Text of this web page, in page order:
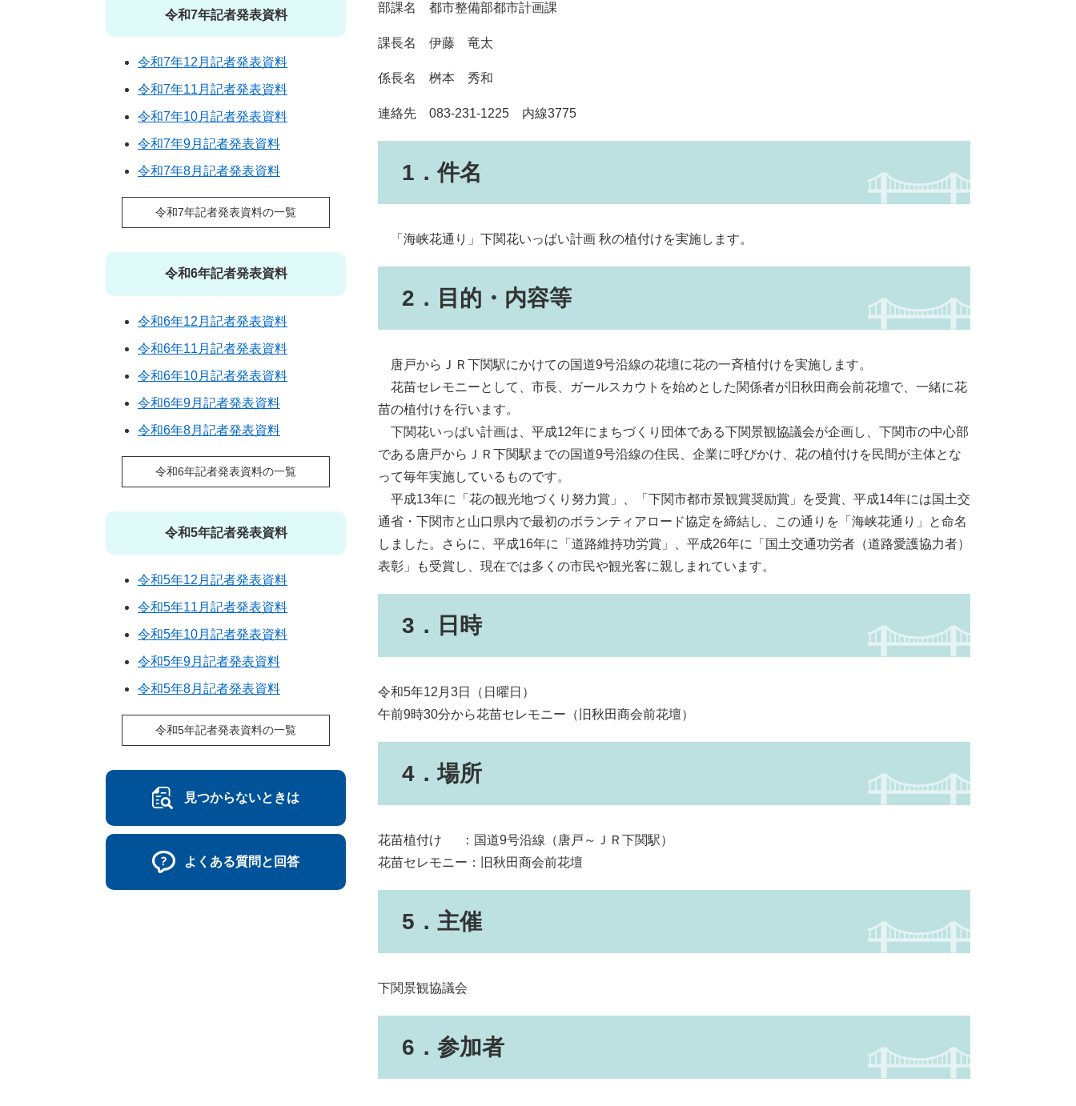
部課名 都市整備部都市計画課
課長名 伊藤 竜太
係長名 桝本 秀和
連絡先 083-231-1225 内線3775
1．件名
「海峡花通り」下関花いっぱい計画 秋の植付けを実施します。
2．目的・内容等
唐戸からＪＲ下関駅にかけての国道9号沿線の花壇に花の一斉植付けを実施します。
花苗セレモニーとして、市長、ガールスカウトを始めとした関係者が旧秋田商会前花壇で、一緒に花
苗の植付けを行います。
下関花いっぱい計画は、平成12年にまちづくり団体である下関景観協議会が企画し、下関市の中心部
である唐戸からＪＲ下関駅までの国道9号沿線の住民、企業に呼びかけ、花の植付けを民間が主体とな
って毎年実施しているものです。
平成13年に「花の観光地づくり努力賞」、「下関市都市景観賞奨励賞」を受賞、平成14年には国土交
通省・下関市と山口県内で最初のボランティアロード協定を締結し、この通りを「海峡花通り」と命名
しました。さらに、平成16年に「道路維持功労賞」、平成26年に「国土交通功労者（道路愛護協力者）
表彰」も受賞し、現在では多くの市民や観光客に親しまれています。
3．日時
令和5年12月3日（日曜日）
午前9時30分から花苗セレモニー（旧秋田商会前花壇）
4．場所
花苗植付け ：国道9号沿線（唐戸～ＪＲ下関駅）
花苗セレモニー：旧秋田商会前花壇
5．主催
下関景観協議会
6．参加者
令和7年記者発表資料
令和7年12月記者発表資料
令和7年11月記者発表資料
令和7年10月記者発表資料
令和7年9月記者発表資料
令和7年8月記者発表資料
令和7年記者発表資料の一覧
令和6年記者発表資料
令和6年12月記者発表資料
令和6年11月記者発表資料
令和6年10月記者発表資料
令和6年9月記者発表資料
令和6年8月記者発表資料
令和6年記者発表資料の一覧
令和5年記者発表資料
令和5年12月記者発表資料
令和5年11月記者発表資料
令和5年10月記者発表資料
令和5年9月記者発表資料
令和5年8月記者発表資料
令和5年記者発表資料の一覧
見つからないときは
よくある質問と回答